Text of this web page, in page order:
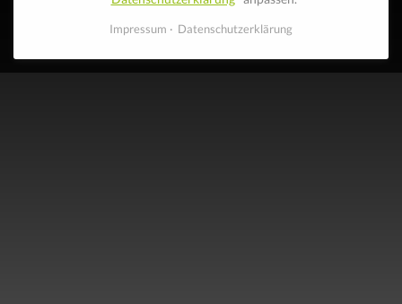
Impressum Datenschutzerklärung